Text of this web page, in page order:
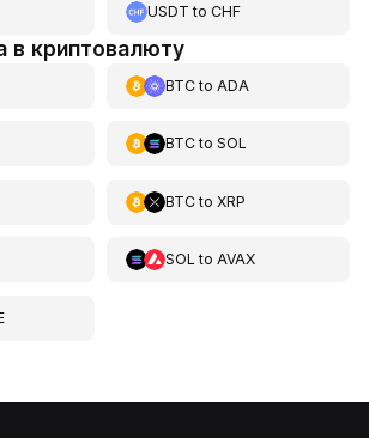
USDT toCHF
в криптовалюту
BTCto ADA
BTCto SOL
BTCto XRP
SOL to AVAX